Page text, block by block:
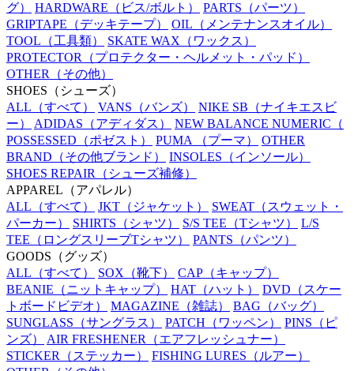
グ）
HARDWARE （ビス/ボルト） PARTS （パーツ）
GRIPTAPE （デッキテープ） OIL （メンテナンスオイル）
TOOL （工具類） SKATE WAX （ワックス）
PROTECTOR （プロテクター・ヘルメット・パッド）
OTHER （その他）
SHOES （シューズ）
ALL （すべて） VANS （バンズ） NIKE SB （ナイキエスビ
ー）
ADIDAS （アディダス） NEW BALANCE NUMERIC （
POSSESSED （ポゼスト） PUMA （プーマ）
OTHER
BRAND （その他ブランド） INSOLES （インソール）
SHOES REPAIR （シューズ補修）
APPAREL （アパレル）
ALL （すべて） JKT （ジャケット） SWEAT （スウェット・
パーカー）
SHIRTS （シャツ） S/S TEE （Tシャツ）
L/S
TEE （ロングスリーブTシャツ） PANTS （パンツ）
GOODS （グッズ）
ALL （すべて） SOX （靴下） CAP （キャップ）
BEANIE （ニットキャップ） HAT （ハット） DVD （スケー
トボードビデオ）
MAGAZINE （雑誌） BAG （バッグ）
SUNGLASS （サングラス） PATCH （ワッペン） PINS （ピ
ンズ）
AIR FRESHENER （エアフレッシュナー）
STICKER （ステッカー） FISHING LURES （ルアー）